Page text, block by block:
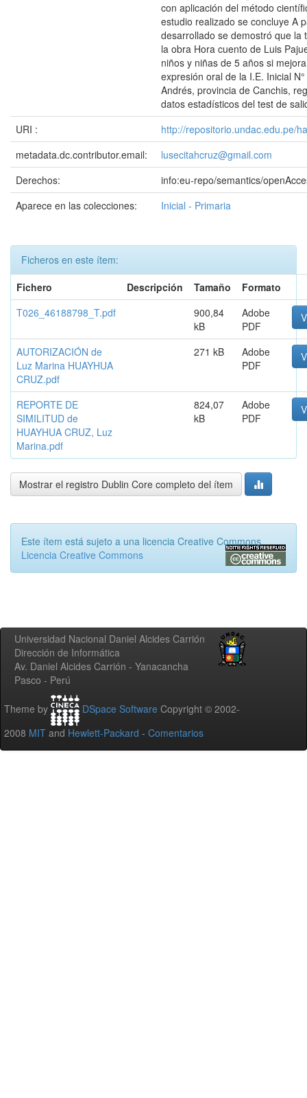
con aplicación del método
estudio realizado se concluye A
desarrollado se demostró que la
la obra Hora cuento de Luis
niños y niñas de 5 años si
expresión oral de la I.E. Inicial
Andrés, provincia de Canchis,
datos estadísticos del test de
URI :
http://repositorio.undac.edu.pe/
metadata.dc.contributor.email:
lusecitahcruz@gmail.com
Derechos:
info:eu-repo/semantics/
Aparece en las colecciones:
Inicial - Primaria
Ficheros en este ítem:
Fichero
Descripción Tamaño
Formato
T026_46188798_T.pdf
900,84
kB
Adobe
PDF
AUTORIZACIÓN de
Luz Marina HUAYHUA
CRUZ.pdf
271 kB
Adobe
PDF
REPORTE DE
SIMILITUD de
HUAYHUA CRUZ, Luz
Marina.pdf
824,07
kB
Adobe
PDF
Mostrar el registro Dublin Core completo del ítem
Este ítem está sujeto a una licencia Creative Commons
Licencia Creative Commons
Universidad Nacional Daniel Alcides Carrión
Dirección de Informática
Av. Daniel Alcides Carrión - Yanacancha
Pasco - Perú
Theme by DSpace Software Copyright © 2002-
2008 MIT and Hewlett-Packard - Comentarios